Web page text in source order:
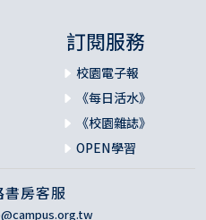
兩敗俱傷。（士師記九章）
必承鴻恩。（路加福音十八章9
樣惟圖祝福。（創世記二十七
虞詐不休。（創世記二十九章1
全家蒙恩。（約書亞記二章1-2
訂閱服務
校園電子報
《每日活水》
《校園雜誌》
OPEN學習
房客服